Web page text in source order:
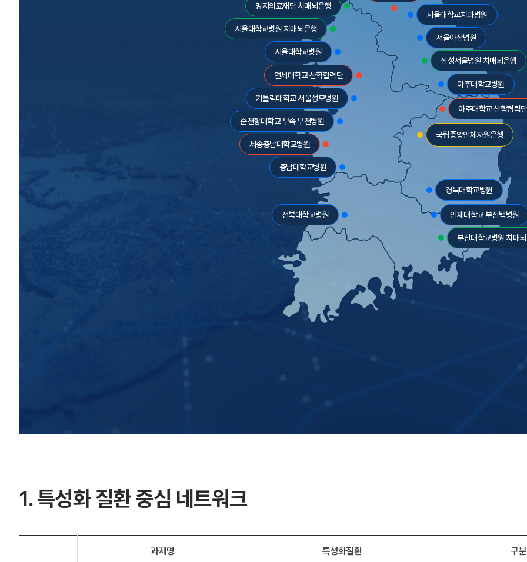
서울대학교치과병원
서울아산병원
삼성서울병원 치매뇌은행
아주대학교병원
아주대학교 산학협력단
국립중앙인체자원은행
경북대학교병원
인제대학교 부산백병원
부산대학교병원 치매
전북대학교병원
충남대학교병원
세종충남대학교병원
순천향대학교 부속 부천병원
가톨릭대학교 서울성모병원
연세대학교 산학협력단
서울대학교병원
서울대학교병원 치매뇌은행
명지의료재단 치매뇌은행
1. 특성화 질환 중심 네트워크
과제명 특성화질환 구분